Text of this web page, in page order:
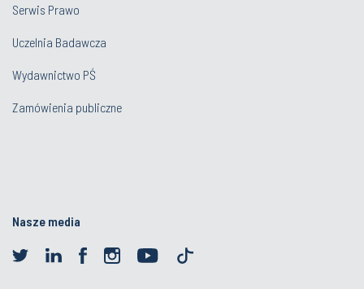
Serwis Prawo
Uczelnia Badawcza
Wydawnictwo PŚ
Zamówienia publiczne
Nasze media